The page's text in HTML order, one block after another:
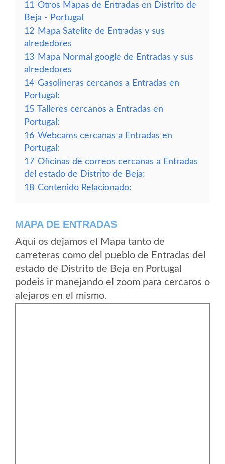
11 Otros Mapas de Entradas en Distrito de
Beja - Portugal
12 Mapa Satelite de Entradas y sus
alrededores
13 Mapa Normal google de Entradas y sus
alrededores
14 Gasolineras cercanos a Entradas en
Portugal:
15 Talleres cercanos a Entradas en
Portugal:
16 Webcams cercanas a Entradas en
Portugal:
17 Oficinas de correos cercanas a Entradas
del estado de Distrito de Beja:
18 Contenido Relacionado:
MAPA DE ENTRADAS
Aqui os dejamos el Mapa tanto de
carreteras como del pueblo de Entradas del
estado de Distrito de Beja en Portugal
podeis ir manejando el zoom para cercaros o
alejaros en el mismo.